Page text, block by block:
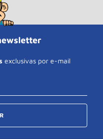
exclusivas por e-mail